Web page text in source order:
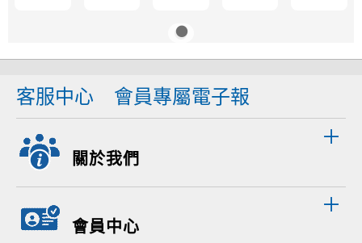
客服中心 會員專屬電子報
關於我們
會員中心